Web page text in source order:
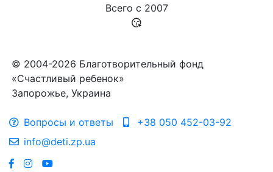
Всего с 2007
© 2004-2026 Благотворительный фонд
«Счастливый ребенок»
Запорожье, Украина
Вопросы и ответы
+38 050 452-03-92
info@deti.zp.ua